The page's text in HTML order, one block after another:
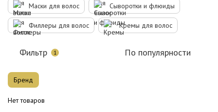
Маски для волос Сыворотки и флюиды
Филлеры для волос Кремы для волос
Фильтр 1 По популярности
Бренд
Нет товаров